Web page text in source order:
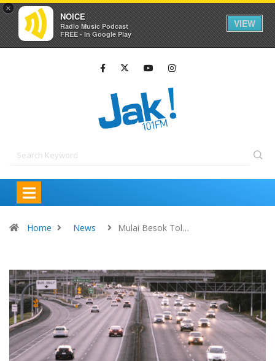
×
NOICE
Radio Music Podcast
FREE - In Google Play
VIEW
Home News Mulai Besok Tol…